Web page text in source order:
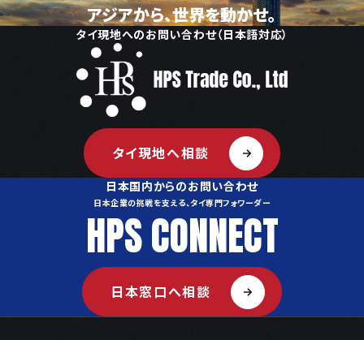
アジアから、世界を動かせ。
タイ現地へのお問い合わせ（日本語対応）
タイ現地へ相談
日本国内からのお問い合わせ
日本企業の挑戦を支える、タイ専門フォワーダー
HPS CONNECT
日本窓口へ相談